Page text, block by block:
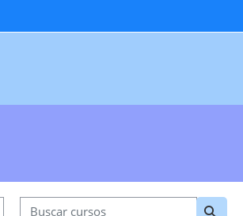
Buscar cursos